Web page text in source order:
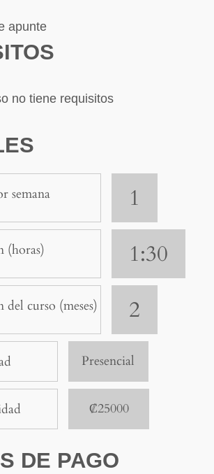
apunte
no tiene requisitos
semana 1
(horas) 1:30
curso (meses) 2
Presencial
₡25000
DE PAGO